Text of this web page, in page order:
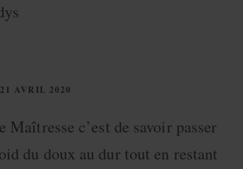
21 AVRIL 2020
Maîtresse c’est de savoir passer
du doux au dur tout en restant